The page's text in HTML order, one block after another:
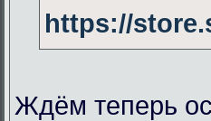
https://
Ждём теперь